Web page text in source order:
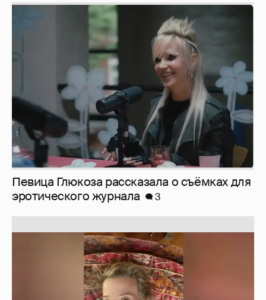
Певица Глюкоза рассказала о съёмках для
эротического журнала
3
Юлия Высоцкая выложила селфи без